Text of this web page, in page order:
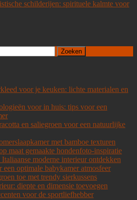
schilderijen: spirituele kalmte voor
voor je keuken: lichte materialen en
voor in huis: tips voor een
en saliegroen voor een natuurlijke
met bamboe texturen
maat gemaakte hondenfoto-inspiratie
moderne interieur ontdekken
optimale babykamer atmosfeer
toe met trendy sierkussens
diepte en dimensie toevoegen
voor de sportliefhebber